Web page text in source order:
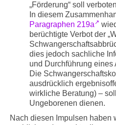
„Förderung“ soll
In diesem
Paragraphen 219a
berüchtigte Verbot der
dies jedoch sachliche
und Durchführung eines
Die
ausdrücklich
wirkliche Beratung) –
Ungeborenen dienen.
Nach diesen Impulsen haben